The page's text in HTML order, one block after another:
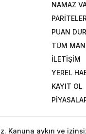
NAMAZ
PUAN
TÜM
İLETİŞİM
YEREL
KAYIT OL
aykırı ve